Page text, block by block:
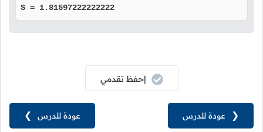
S = 1.81597222222222
عودة للدرس ❯
إحفظ تقدمي
❮ عودة للدرس